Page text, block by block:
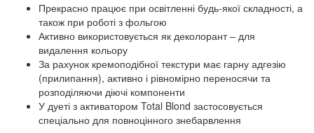
Прекрасно працює при освітленні будь-якої складності, а
також при роботі з фольгою
Активно використовується як деколорант – для
видалення кольору
За рахунок кремоподібної текстури має гарну адгезію
(прилипання), активно і рівномірно переносячи та
розподіляючи діючі компоненти
У дуеті з активатором Total Blond застосовується
спеціально для повноцінного знебарвлення